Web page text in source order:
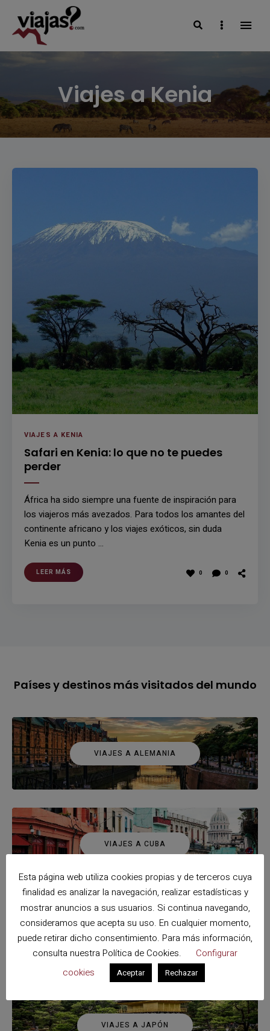
VIAJAS BLOG
SearchSidebar
Viajes a Kenia
VIAJES A KENIA
Safari en Kenia: lo que no te puedes
perder
África ha sido siempre una fuente de inspiración para
los viajeros más avezados. Para todos los amantes del
continente africano y los viajes exóticos, sin duda
Kenia es un punto …
LEER MÁS 0 0
Países y destinos más visitados del mundo
VIAJES A ALEMANIA
VIAJES A CUBA
VIAJES A ESPAÑA
VIAJES A JAPÓN
Esta página web utiliza cookies propias y de terceros cuya
finalidad es analizar la navegación, realizar estadísticas y
mostrar anuncios a sus usuarios. Si continua navegando,
consideramos que acepta su uso. En cualquier momento,
puede retirar dicho consentimiento. Para más información,
consulta nuestra Política de Cookies.
Configurar
cookies
Aceptar Rechazar